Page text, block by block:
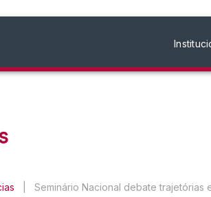
Seminário Nacional debate